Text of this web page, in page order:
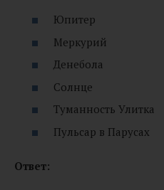
Юпитер
Меркурий
Денебола
Солнце
Туманность Улитка
Пульсар в Парусах
Ответ: